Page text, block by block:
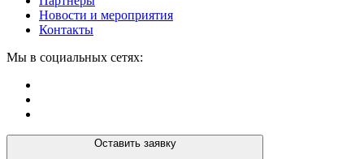
Новости и мероприятия
Контакты
Мы в социальных сетях:
Оставить заявку